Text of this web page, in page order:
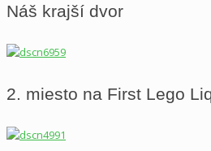
Náš krajší dvor
2. miesto na First Lego